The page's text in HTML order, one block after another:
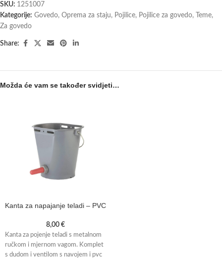
SKU: 1251007
Kategorije: Govedo, Oprema za staju, Pojilice, Pojilice za govedo, Teme,
Za govedo
Share:
Možda će vam se također svidjeti…
Kanta za napajanje teladi – PVC
8,00 €
Kanta za pojenje teladi s metalnom
ručkom i mjernom vagom. Komplet
s dudom i ventilom s navojem i pvc